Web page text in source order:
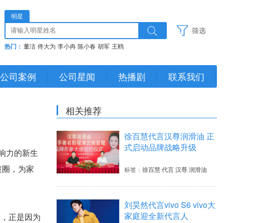
明星
热门： 董洁 佟大为 李小冉 陈小春 胡军 王鸥
筛选
公司案例 公司星闻 热播剧 联系我们
力的新生
，为家
正是因为
相关推荐
徐百慧代言汉尊润滑油 正
式启动品牌战略升级
标签： 徐百慧 代言 汉尊 润滑油
刘昊然代言vivo S6 vivo大
家庭迎全新代言人